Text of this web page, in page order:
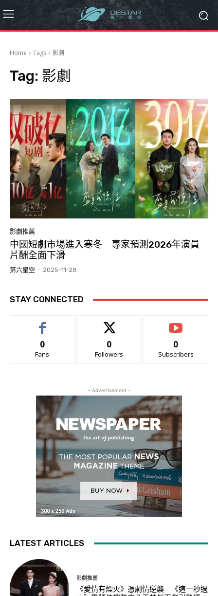
Home Tags 影劇
Tag: 影劇
影劇推薦
中國短劇市場進入寒冬 專家預測2026年演員
片酬全面下滑
第六星空 - 2025-11-28
STAY CONNECTED
0
Fans
0
Followers
0
Subscribers
- Advertisement -
LATEST ARTICLES
影劇推薦
《愛情有煙火》憑劇情逆襲 《這一秒過